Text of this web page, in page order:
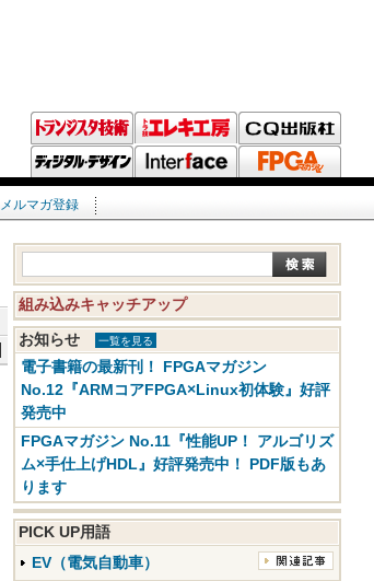
メルマガ登録
組み込みキャッチアップ
お知らせ 一覧を見る
電子書籍の最新刊！ FPGAマガジン
No.12『ARMコアFPGA×Linux初体験』好評
発売中
FPGAマガジン No.11『性能UP！ アルゴリズ
ム×手仕上げHDL』好評発売中！ PDF版もあ
ります
PICK UP用語
EV（電気自動車）